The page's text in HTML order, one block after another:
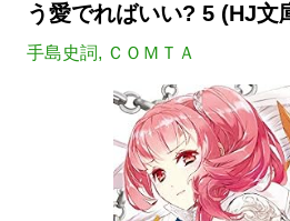
う愛でればいい? 5 (HJ文
手島史詞, ＣＯＭＴＡ